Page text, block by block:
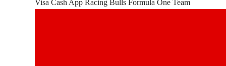
Visa Cash App Racing Bulls Formula One Team